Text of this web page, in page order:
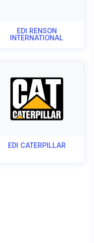
EDI RENSON
INTERNATIONAL
EDI CATERPILLAR